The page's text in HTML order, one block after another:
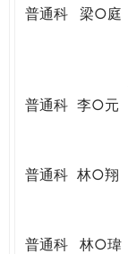
普通科
梁○庭
普通科 李○元
普通科 林○翔
普通科
林○瑋